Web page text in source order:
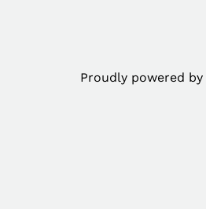
Proudly powered by